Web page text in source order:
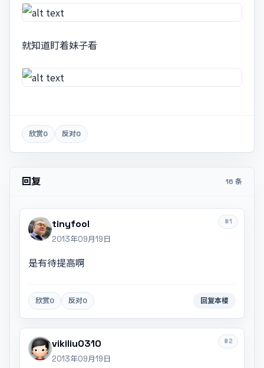
就知道盯着妹子看
欣赏0 反对0
回复 16 条
#1
tinyfool
2013年09月19日
是有待提高啊
欣赏0 反对0 回复本楼
#2
vikiliu0310
2013年09月19日